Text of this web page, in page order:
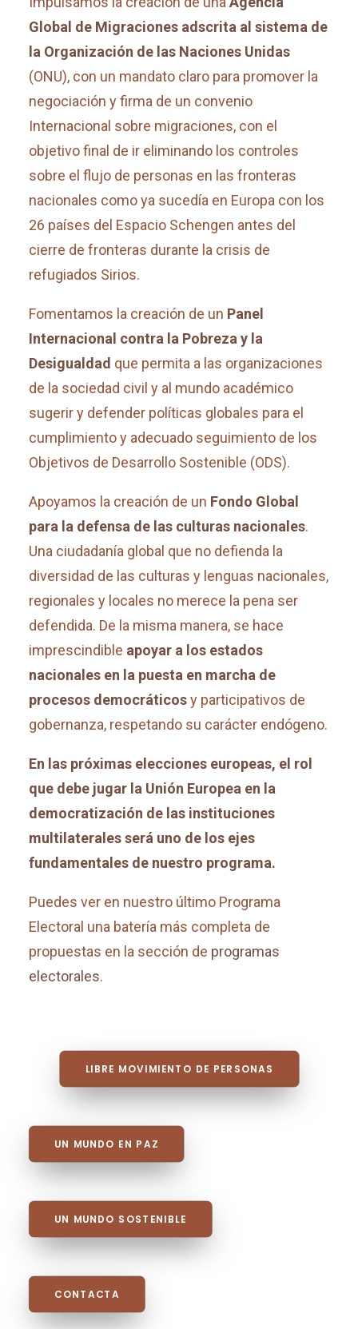
Global de Migraciones adscrita al sistema de
la Organización de las Naciones Unidas
(ONU), con un mandato claro para promover la
negociación y firma de un convenio
Internacional sobre migraciones, con el
objetivo final de ir eliminando los controles
sobre el flujo de personas en las fronteras
nacionales como ya sucedía en Europa con los
26 países del Espacio Schengen antes del
cierre de fronteras durante la crisis de
refugiados Sirios.
Fomentamos la creación de un Panel
Internacional contra la Pobreza y la
Desigualdad que permita a las organizaciones
de la sociedad civil y al mundo académico
sugerir y defender políticas globales para el
cumplimiento y adecuado seguimiento de los
Objetivos de Desarrollo Sostenible (ODS).
Apoyamos la creación de un Fondo Global
para la defensa de las culturas nacionales.
Una ciudadanía global que no defienda la
diversidad de las culturas y lenguas nacionales,
regionales y locales no merece la pena ser
defendida. De la misma manera, se hace
imprescindible apoyar a los estados
nacionales en la puesta en marcha de
procesos democráticosy participativos de
gobernanza, respetando su carácter endógeno.
En las próximas elecciones europeas, el rol
que debe jugar la Unión Europea en la
democratización de las instituciones
multilaterales será uno de los ejes
fundamentales de nuestro programa.
Puedes ver en nuestro último Programa
Electoral una batería más completa de
propuestas en la sección de programas
electorales.
LIBRE MOVIMIENTO DE PERSONAS
UN MUNDO EN PAZ
UN MUNDO SOSTENIBLE
CONTACTA